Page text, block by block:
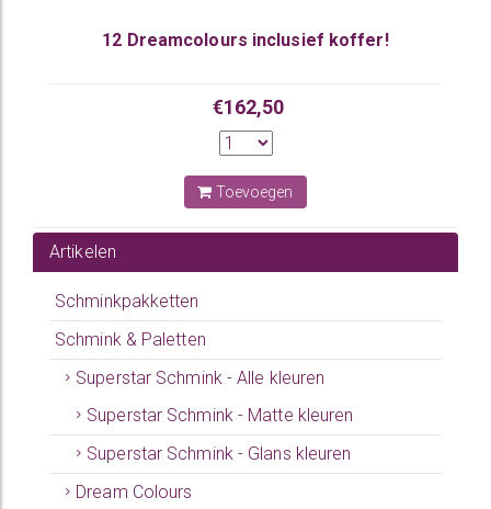
12 Dreamcolours inclusief koffer!
€162,50
Toevoegen
Artikelen
Schminkpakketten
Schmink & Paletten
Superstar Schmink - Alle kleuren
Superstar Schmink - Matte kleuren
Superstar Schmink - Glans kleuren
Dream Colours